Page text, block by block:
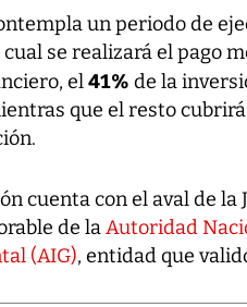
un periodo de
se realizará el pago
el41% de la
que el resto
cuenta con el aval de
de laAutoridad
(AIG), entidad que